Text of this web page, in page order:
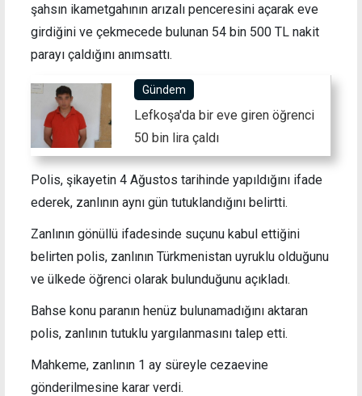
şahsın ikametgahının arızalı penceresini açarak eve
girdiğini ve çekmecede bulunan 54 bin 500 TL nakit
parayı çaldığını anımsattı.
Gündem
Lefkoşa'da bir eve giren öğrenci
50 bin lira çaldı
Polis, şikayetin 4 Ağustos tarihinde yapıldığını ifade
ederek, zanlının aynı gün tutuklandığını belirtti.
Zanlının gönüllü ifadesinde suçunu kabul ettiğini
belirten polis, zanlının Türkmenistan uyruklu olduğunu
ve ülkede öğrenci olarak bulunduğunu açıkladı.
Bahse konu paranın henüz bulunamadığını aktaran
polis, zanlının tutuklu yargılanmasını talep etti.
Mahkeme, zanlının 1 ay süreyle cezaevine
gönderilmesine karar verdi.